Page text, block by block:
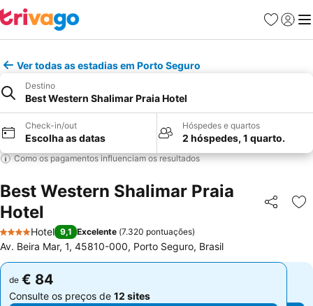
Favoritos
Iniciar
Ver todas as estadias em Porto Seguro
Destino
Best Western Shalimar Praia Hotel
Check-in/out
Escolha as datas
Hóspedes e quartos
2 hóspedes, 1 quarto.
Como os pagamentos influenciam os resultados
Best Western Shalimar Praia
Hotel
Partilhar
4 Estrelas
Hotel 9,1 Excelente (7.320 pontuações)
Av. Beira Mar, 1, 45810-000, Porto Seguro, Brasil
de € 84
Consulte os preços de 12 sites
de € 84
Consulte os preços de 12 sites